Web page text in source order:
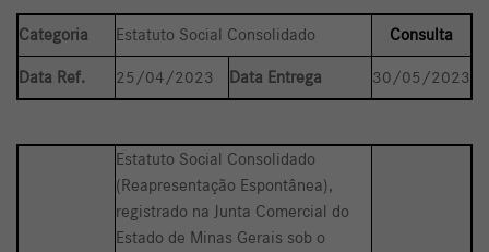
Categoria Estatuto Social Consolidado Consulta
Data Ref. 25/04/2023 Data Entrega 30/05/2023
Estatuto Social Consolidado
(Reapresentação Espontânea),
registrado na Junta Comercial do
Estado de Minas Gerais sob o